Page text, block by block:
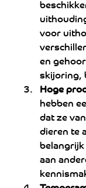
voor
en
skijoring,
Hoge
hebben
dat ze
dieren te
aan